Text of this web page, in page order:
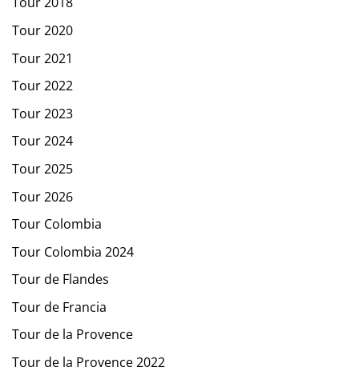
Tour 2020
Tour 2021
Tour 2022
Tour 2023
Tour 2024
Tour 2025
Tour 2026
Tour Colombia
Tour Colombia 2024
Tour de Flandes
Tour de Francia
Tour de la Provence
Tour de la Provence 2022